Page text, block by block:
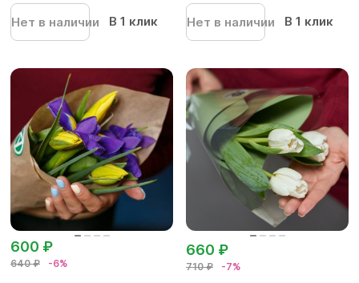
Нет в наличии В 1 клик Нет в наличии В 1 клик
640 ₽ -6%
600 ₽
710 ₽ -7%
660 ₽